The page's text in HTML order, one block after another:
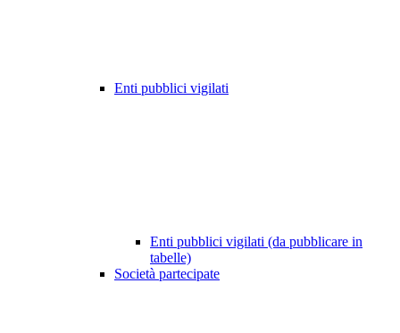
Enti pubblici vigilati
Enti pubblici vigilati (da pubblicare in
tabelle)
Società partecipate